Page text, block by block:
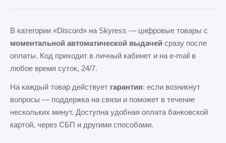
В категории «Discord» на Skyress — цифровые товары с
моментальной автоматической выдачей сразу после
оплаты. Код приходит в личный кабинет и на e-mail в
любое время суток, 24/7.
На каждый товар действует гарантия: если возникнут
вопросы — поддержка на связи и поможет в течение
нескольких минут. Доступна удобная оплата банковской
картой, через СБП и другими способами.